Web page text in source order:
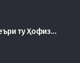
ту Ҳофиз…